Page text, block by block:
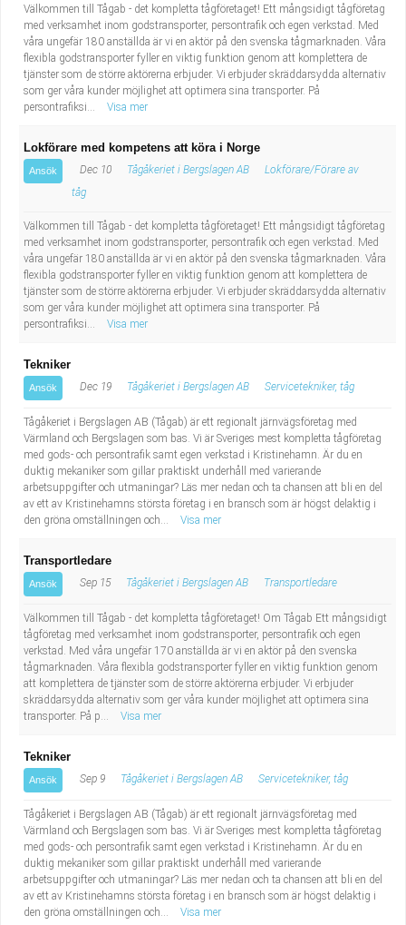
Välkommen till Tågab - det kompletta tågföretaget! Ett mångsidigt tågföretag
med verksamhet inom godstransporter, persontrafik och egen verkstad. Med
våra ungefär 180 anställda är vi en aktör på den svenska tågmarknaden. Våra
flexibla godstransporter fyller en viktig funktion genom att komplettera de
tjänster som de större aktörerna erbjuder. Vi erbjuder skräddarsydda alternativ
som ger våra kunder möjlighet att optimera sina transporter. På
persontrafiksi...
Visa mer
Lokförare med kompetens att köra i Norge
Ansök Dec 10 Tågåkeriet i Bergslagen AB
Lokförare/Förare av
tåg
Välkommen till Tågab - det kompletta tågföretaget! Ett mångsidigt tågföretag
med verksamhet inom godstransporter, persontrafik och egen verkstad. Med
våra ungefär 180 anställda är vi en aktör på den svenska tågmarknaden. Våra
flexibla godstransporter fyller en viktig funktion genom att komplettera de
tjänster som de större aktörerna erbjuder. Vi erbjuder skräddarsydda alternativ
som ger våra kunder möjlighet att optimera sina transporter. På
persontrafiksi...
Visa mer
Tekniker
Ansök Dec 19 Tågåkeriet i Bergslagen AB Servicetekniker, tåg
Tågåkeriet i Bergslagen AB (Tågab) är ett regionalt järnvägsföretag med
Värmland och Bergslagen som bas. Vi är Sveriges mest kompletta tågföretag
med gods- och persontrafik samt egen verkstad i Kristinehamn. Är du en
duktig mekaniker som gillar praktiskt underhåll med varierande
arbetsuppgifter och utmaningar? Läs mer nedan och ta chansen att bli en del
av ett av Kristinehamns största företag i en bransch som är högst delaktig i
den gröna omställningen och...
Visa mer
Transportledare
Ansök Sep 15 Tågåkeriet i Bergslagen AB Transportledare
Välkommen till Tågab - det kompletta tågföretaget! Om Tågab Ett mångsidigt
tågföretag med verksamhet inom godstransporter, persontrafik och egen
verkstad. Med våra ungefär 170 anställda är vi en aktör på den svenska
tågmarknaden. Våra flexibla godstransporter fyller en viktig funktion genom
att komplettera de tjänster som de större aktörerna erbjuder. Vi erbjuder
skräddarsydda alternativ som ger våra kunder möjlighet att optimera sina
transporter. På p...
Visa mer
Tekniker
Ansök Sep 9 Tågåkeriet i Bergslagen AB Servicetekniker, tåg
Tågåkeriet i Bergslagen AB (Tågab) är ett regionalt järnvägsföretag med
Värmland och Bergslagen som bas. Vi är Sveriges mest kompletta tågföretag
med gods- och persontrafik samt egen verkstad i Kristinehamn. Är du en
duktig mekaniker som gillar praktiskt underhåll med varierande
arbetsuppgifter och utmaningar? Läs mer nedan och ta chansen att bli en del
av ett av Kristinehamns största företag i en bransch som är högst delaktig i
den gröna omställningen och...
Visa mer